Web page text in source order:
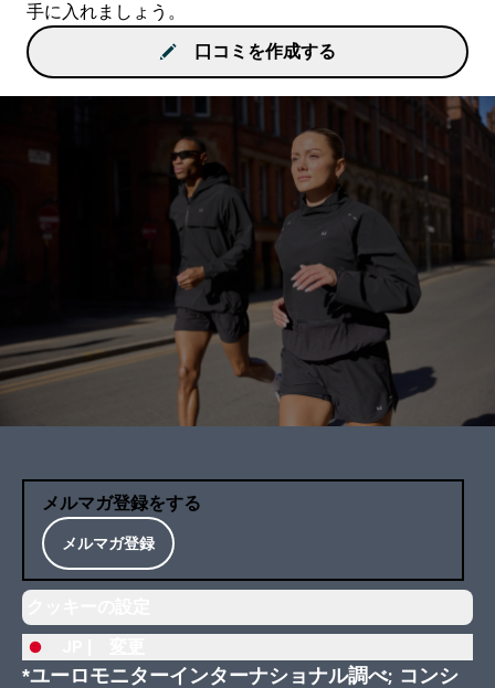
手に入れましょう。
口コミを作成する
メルマガ登録をする
メルマガ登録
*ユーロモニターインターナショナル調べ; コンシ